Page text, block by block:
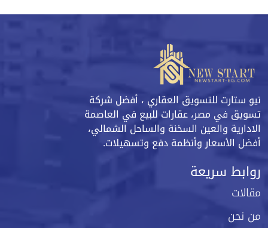
نيو ستارت للتسويق العقاري ، أفضل شركة
تسويق في مصر، عقارات للبيع في العاصمة
الادارية والعين السخنة والساحل الشمالي،
أفضل الأسعار وأنظمة دفع وتسهيلات.
روابط سريعة
مقالات
من نحن